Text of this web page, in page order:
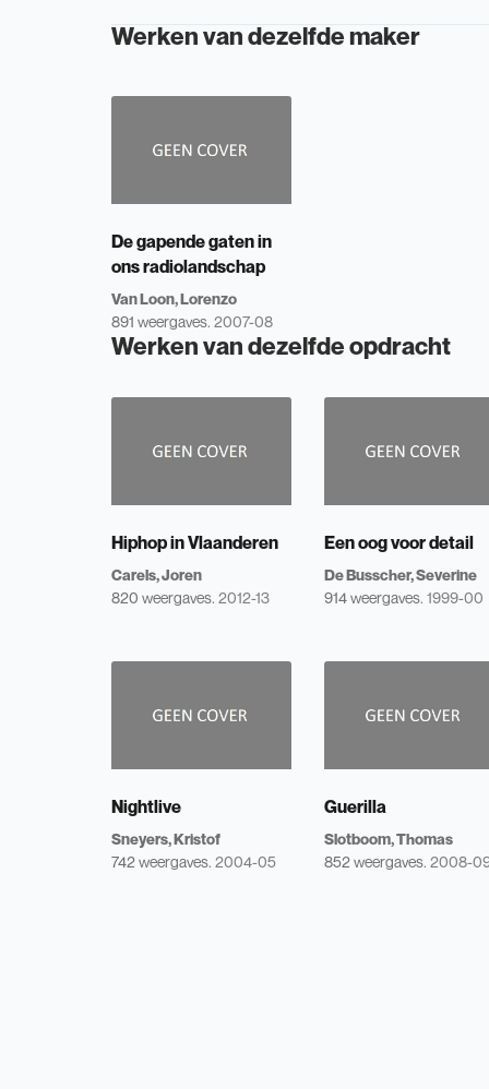
Werken van dezelfde maker
De gapende gaten in
ons radiolandschap
Van Loon, Lorenzo
891 weergaves. 2007-08
Werken van dezelfde opdracht
Hiphop in Vlaanderen
Carels, Joren
820 weergaves. 2012-13
Een oog voor detail
De Busscher, Severine
914 weergaves. 1999-00
Nightlive
Sneyers, Kristof
742 weergaves. 2004-05
Guerilla
Slotboom, Thomas
852 weergaves. 2008-